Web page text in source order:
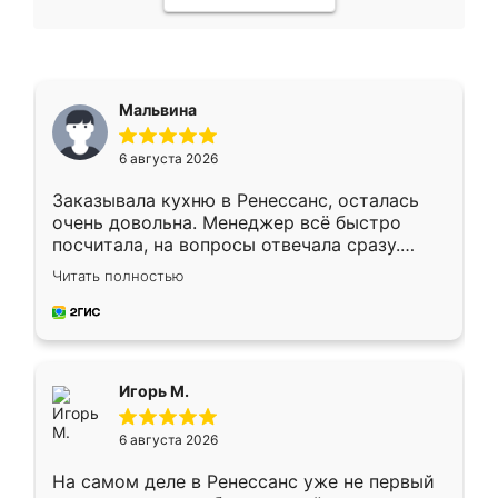
Мальвина
6 августа 2026
Заказывала кухню в Ренессанс, осталась
очень довольна. Менеджер всё быстро
посчитала, на вопросы отвечала сразу.
Замерщик приехал в субботу, подошёл к
делу со всей ответственностью. Собрали
за день, ребята работали аккуратно, даже
Читать полностью
Игорь М.
6 августа 2026
На самом деле в Ренессанс уже не первый